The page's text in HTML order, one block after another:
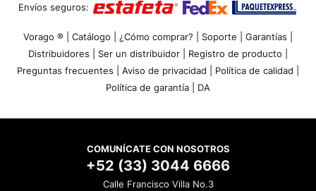
Envíos seguros:
Vorago ® | Catálogo | ¿Cómo comprar? | Soporte |
Garantías |
Distribuidores |
Ser un distribuidor |
Registro de producto |
Preguntas frecuentes |
Aviso de privacidad |
Política de calidad |
Política de garantía |
DA
COMUNÍCATE CON NOSOTROS
+52 (33) 3044 6666
Calle Francisco Villa No.3